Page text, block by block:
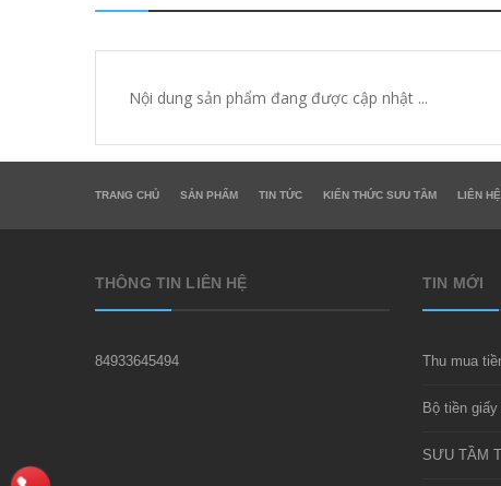
Nội dung sản phẩm đang được cập nhật ...
TRANG CHỦ SẢN PHẨM TIN TỨC KIẾN THỨC SƯU TẦM LIÊN HỆ
THÔNG TIN LIÊN HỆ
84933645494
TIN MỚI